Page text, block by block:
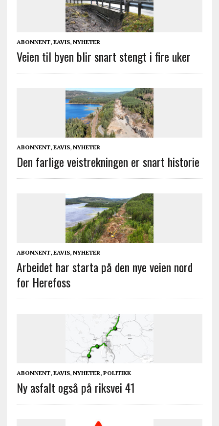
ABONNENT, EAVIS, NYHETER
Veien til byen blir snart stengt i fire uker
ABONNENT, EAVIS, NYHETER
Den farlige veistrekningen er snart historie
ABONNENT, EAVIS, NYHETER
Arbeidet har starta på den nye veien nord
for Herefoss
ABONNENT, EAVIS, NYHETER, POLITIKK
Ny asfalt også på riksvei 41